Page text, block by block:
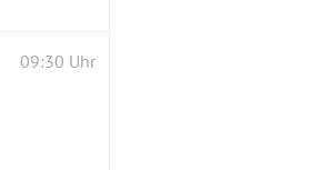
09:30 Uhr